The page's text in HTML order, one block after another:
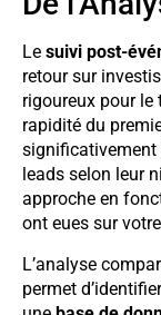
Le suivi post-
retour sur
rigoureux pour
rapidité du
significativement
leads selon leur
approche en
ont eues sur
L’analyse
permet